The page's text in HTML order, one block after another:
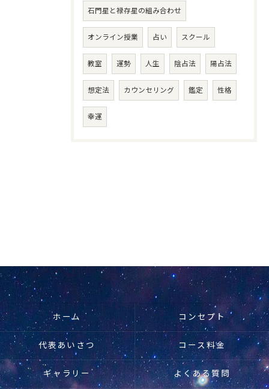
石門星と禄存星の組み合わせ
オンライン授業 占い スクール
教室 運勢 人生 陰占法 陽占法
想定法 カウンセリング 鑑定 性格
幸運
ホーム コンセプト
代表あいさつ コース料金
ギャラリー よくある質問